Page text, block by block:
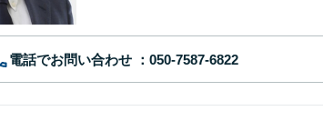
電話でお問い合わせ